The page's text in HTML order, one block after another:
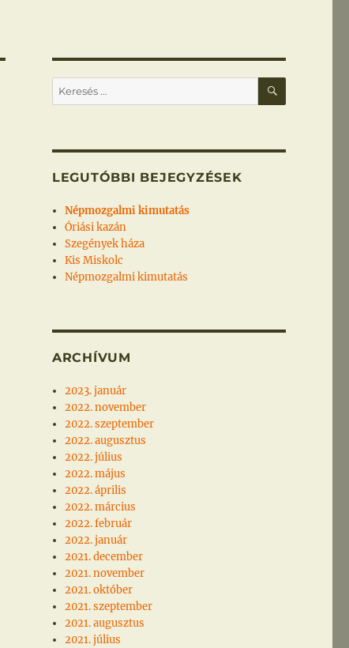
Keresés
a
KERESÉS
LEGUTÓBBI BEJEGYZÉSEK
Népmozgalmi kimutatás
Óriási kazán
Szegények háza
Kis Miskolc
Népmozgalmi kimutatás
ARCHÍVUM
2023. január
2022. november
2022. szeptember
2022. augusztus
2022. július
2022. május
2022. április
2022. március
2022. február
2022. január
2021. december
2021. november
2021. október
2021. szeptember
2021. augusztus
2021. július